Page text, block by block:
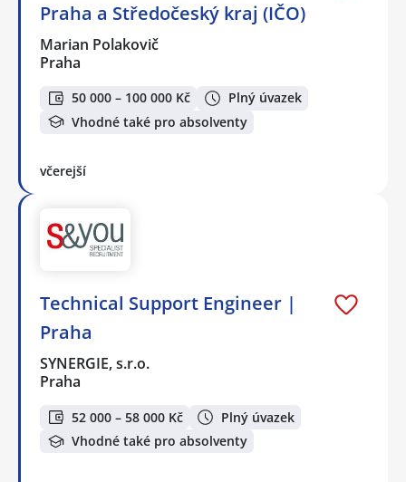
Praha a Středočeský kraj (IČO)
Marian Polakovič
Praha
50 000 – 100 000 Kč
Plný úvazek
Vhodné také pro absolventy
včerejší
Technical Support Engineer |
Praha
SYNERGIE, s.r.o.
Praha
52 000 – 58 000 Kč
Plný úvazek
Vhodné také pro absolventy